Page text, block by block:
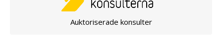
Auktoriserade konsulter